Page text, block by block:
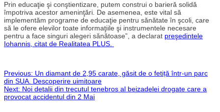
Prin educaţie şi conştientizare, putem construi o barieră solidă
împotriva acestor ameninţări. De asemenea, este vital să
implementăm programe de educaţie pentru sănătate în şcoli, care
să le ofere elevilor toate informaţiile şi instrumentele necesare
pentru a face singuri alegeri sănătoase”, a declarat preşedintele
Iohannis, citat de Realitatea PLUS.
Post
navigation
Previous: Un diamant de 2,95 carate, găsit de o fetiță într-un parc
din SUA. Descoperire uimitoare
Next: Noi detalii din trecutul tenebros al beizadelei drogate care a
provocat accidentul din 2 Mai